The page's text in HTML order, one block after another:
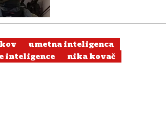
umetna inteligenca
inteligence
nika kovač